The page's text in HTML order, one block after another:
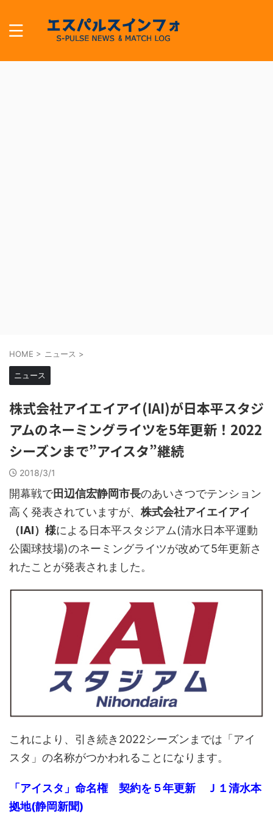
HOME > ニュース >
ニュース
株式会社アイエイアイ(IAI)が日本平スタジ
アムのネーミングライツを5年更新！2022
シーズンまで”アイスタ”継続
2018/3/1
開幕戦で田辺信宏静岡市長のあいさつでテンション
高く発表されていますが、株式会社アイエイアイ
（IAI）様による日本平スタジアム(清水日本平運動
公園球技場)のネーミングライツが改めて5年更新さ
れたことが発表されました。
これにより、引き続き2022シーズンまでは「アイ
スタ」の名称がつかわれることになります。
「アイスタ」命名権 契約を５年更新 Ｊ１清水本
拠地(静岡新聞)